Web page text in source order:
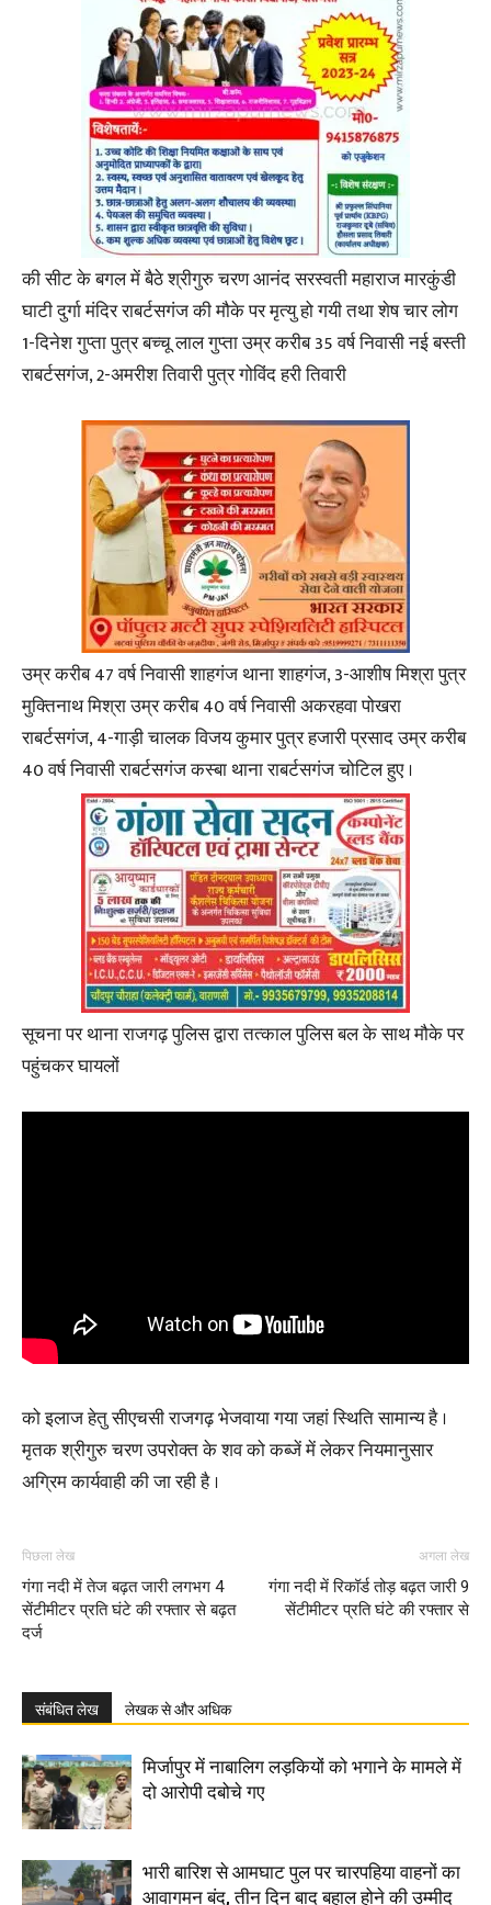
की सीट के बगल में बैठे श्रीगुरु चरण आनंद सरस्वती महाराज मारकुंडी
घाटी दुर्गा मंदिर राबर्टसगंज की मौके पर मृत्यु हो गयी तथा शेष चार लोग
1-दिनेश गुप्ता पुत्र बच्चू लाल गुप्ता उम्र करीब 35 वर्ष निवासी नई बस्ती
राबर्टसगंज, 2-अमरीश तिवारी पुत्र गोविंद हरी तिवारी
उम्र करीब 47 वर्ष निवासी शाहगंज थाना शाहगंज, 3-आशीष मिश्रा पुत्र
मुक्तिनाथ मिश्रा उम्र करीब 40 वर्ष निवासी अकरहवा पोखरा
राबर्टसगंज, 4-गाड़ी चालक विजय कुमार पुत्र हजारी प्रसाद उम्र करीब
40 वर्ष निवासी राबर्टसगंज कस्बा थाना राबर्टसगंज चोटिल हुए ।
सूचना पर थाना राजगढ़ पुलिस द्वारा तत्काल पुलिस बल के साथ मौके पर
पहुंचकर घायलों
को इलाज हेतु सीएचसी राजगढ़ भेजवाया गया जहां स्थिति सामान्य है ।
मृतक श्रीगुरु चरण उपरोक्त के शव को कब्जें में लेकर नियमानुसार
अग्रिम कार्यवाही की जा रही है ।
पिछला लेख
गंगा नदी में तेज बढ़त जारी लगभग 4
सेंटीमीटर प्रति घंटे की रफ्तार से बढ़त
दर्ज
अगला लेख
गंगा नदी में रिकॉर्ड तोड़ बढ़त जारी 9
सेंटीमीटर प्रति घंटे की रफ्तार से
संबंधित लेख लेखक से और अधिक
मिर्जापुर में नाबालिग लड़कियों को भगाने के मामले में
दो आरोपी दबोचे गए
भारी बारिश से आमघाट पुल पर चारपहिया वाहनों का
आवागमन बंद, तीन दिन बाद बहाल होने की उम्मीद